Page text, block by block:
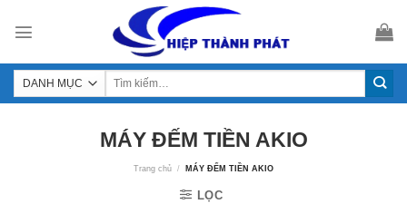
MÁY ĐẾM TIỀN AKIO
Trang chủ / MÁY ĐẾM TIỀN AKIO
LỌC